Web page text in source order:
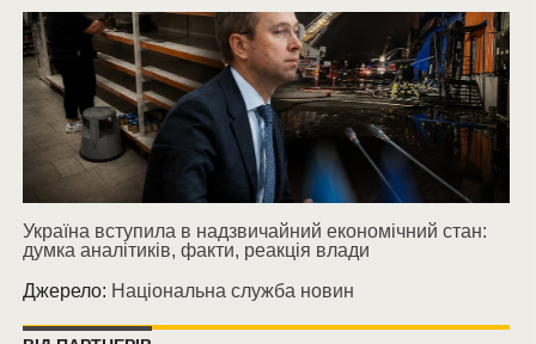
Україна вступила в надзвичайний економічний стан:
думка аналітиків, факти, реакція влади
Джерело: Національна служба новин